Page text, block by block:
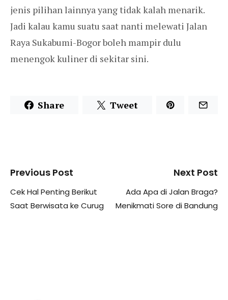
jenis pilihan lainnya yang tidak kalah menarik.
Jadi kalau kamu suatu saat nanti melewati Jalan
Raya Sukabumi-Bogor boleh mampir dulu
menengok kuliner di sekitar sini.
Share Tweet
Previous Post
Cek Hal Penting Berikut
Saat Berwisata ke Curug
Next Post
Ada Apa di Jalan Braga?
Menikmati Sore di Bandung